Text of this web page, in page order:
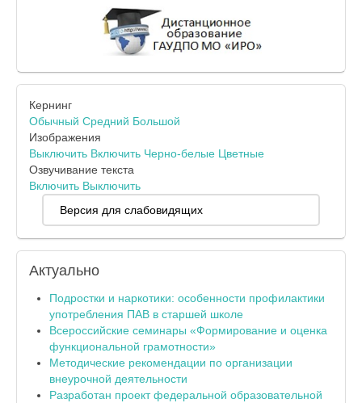
Кернинг
Обычный Средний Большой
Изображения
Выключить Включить Черно-белые Цветные
Озвучивание текста
Включить Выключить
Версия для слабовидящих
Актуально
Подростки и наркотики: особенности профилактики
употребления ПАВ в старшей школе
Всероссийские семинары «Формирование и оценка
функциональной грамотности»
Методические рекомендации по организации
внеурочной деятельности
Разработан проект федеральной образовательной